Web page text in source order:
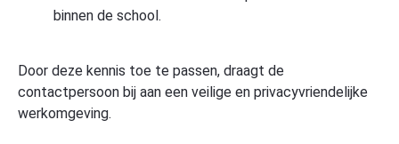
binnen de school.
Door deze kennis toe te passen, draagt de
contactpersoon bij aan een veilige en privacyvriendelijke
werkomgeving.